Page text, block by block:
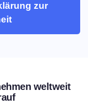
zur
weltweit